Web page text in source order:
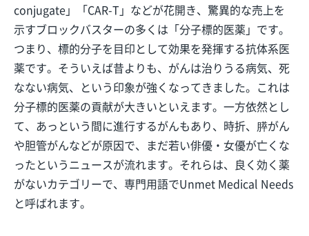
conjugate」「CAR-T」などが花開き、驚異的な売上を
示すブロックバスターの多くは「分子標的医薬」です。
つまり、標的分子を目印として効果を発揮する抗体系医
薬です。そういえば昔よりも、がんは治りうる病気、死
なない病気、という印象が強くなってきました。これは
分子標的医薬の貢献が大きいといえます。一方依然とし
て、あっという間に進行するがんもあり、時折、膵がん
や胆管がんなどが原因で、まだ若い俳優・女優が亡くな
ったというニュースが流れます。それらは、良く効く薬
がないカテゴリーで、専門用語でUnmet Medical Needs
と呼ばれます。